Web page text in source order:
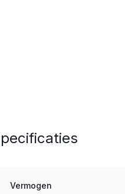
Vermogen